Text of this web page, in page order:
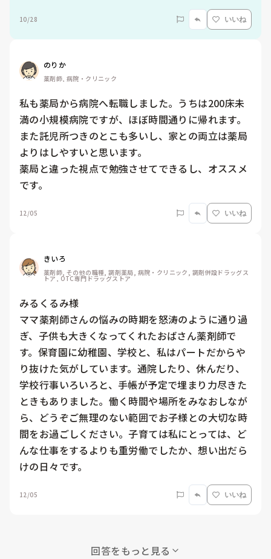
10/28 いいね
のりか
薬剤師, 病院・クリニック
私も薬局から病院へ転職しました。うちは200床未
満の小規模病院ですが、ほぼ時間通りに帰れます。
また託児所つきのとこも多いし、家との両立は薬局
よりはしやすいと思います。
薬局と違った視点で勉強させてできるし、オススメ
です。
12/05 いいね
きいろ
薬剤師, その他の職種, 調剤薬局, 病院・クリニック, 調剤併設ドラッグス
トア, OTC専門ドラッグストア
みるくるみ様
ママ薬剤師さんの悩みの時期を怒涛のように通り過
ぎ、子供も大きくなってくれたおばさん薬剤師で
す。保育園に幼稚園、学校と、私はパートだからや
り抜けた気がしています。通院したり、休んだり、
学校行事いろいろと、手帳が予定で埋まり力尽きた
ときもありました。働く時間や場所をみなおしなが
ら、どうぞご無理のない範囲でお子様との大切な時
間をお過ごしください。子育ては私にとっては、ど
んな仕事をするよりも重労働でしたか、想い出だら
けの日々です。
12/05 いいね
回答をもっと見る